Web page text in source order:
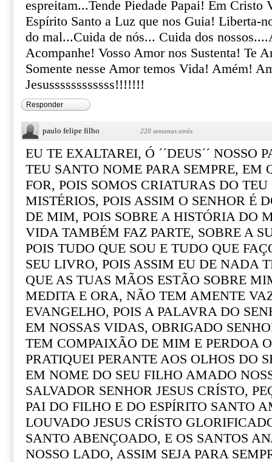
espreitam...Tende Piedade Papai! Em Cristo
Espírito Santo a Luz que nos Guia! Liberta-
do mal...Cuida de nós... Cuida dos
Acompanhe! Vosso Amor nos Sustenta! Te
Somente nesse Amor temos Vida! Amém!
Jesussssssssssss!!!!!!!
Responder
paulo felipe filho · 220 semanas atrás
EU TE EXALTAREI, Ó ´´DEUS´´ NOSSO
TEU SANTO NOME PARA SEMPRE, EM
FOR, POIS SOMOS CRIATURAS DO TEU
MISTÉRIOS, POIS ASSIM O SENHOR É
DE MIM, POIS SOBRE A HISTÓRIA DO
VIDA TAMBÉM FAZ PARTE, SOBRE A
POIS TUDO QUE SOU E TUDO QUE
SEU LIVRO, POIS ASSIM EU DE NADA
QUE AS TUAS MÃOS ESTÃO SOBRE
MEDITA E ORA, NÃO TEM AMENTE
EVANGELHO, POIS A PALAVRA DO
EM NOSSAS VIDAS, OBRIGADO
TEM COMPAIXÃO DE MIM E PERDOA
PRATIQUEI PERANTE AOS OLHOS DO
EM NOME DO SEU FILHO AMADO
SALVADOR SENHOR JESUS CRÍSTO,
PAI DO FILHO E DO ESPÍRITO SANTO
LOUVADO JESUS CRÍSTO
SANTO ABENÇOADO, E OS SANTOS
NOSSO LADO, ASSIM SEJA PARA